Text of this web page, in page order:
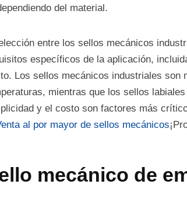
del material.
entre los sellos mecánicos
específicos de la aplicación,
Los sellos mecánicos industriales son
mientras que los sellos
y el costo son factores más
al por mayor de sellos mecánicos
mecánico de